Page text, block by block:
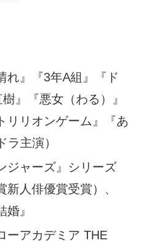
れ』『3年A組』『ド
』『悪女（わる）』
リリオンゲーム』『あ
ラ主演）
ジャーズ』シリーズ
新人俳優賞受賞）、
婚』
ーアカデミア THE